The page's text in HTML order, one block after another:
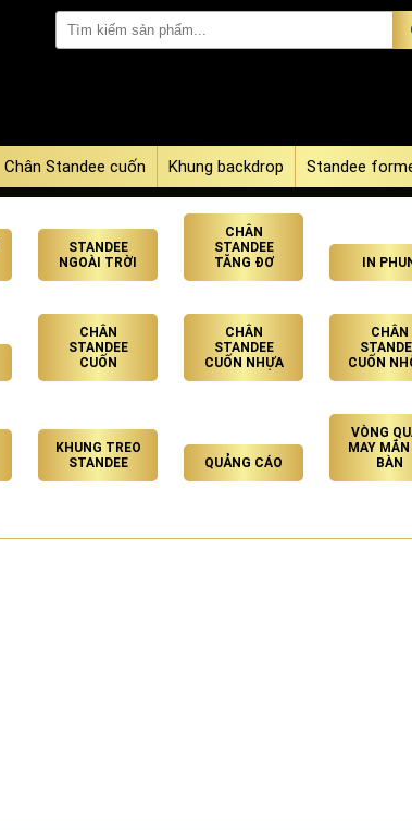
Chân Standee cuốn Khung backdrop Standee
STANDEE
NGOÀI TRỜI
CHÂN
STANDEE
TĂNG ĐƠ
IN
CHÂN
STANDEE
CUỐN
CHÂN
STANDEE
CUỐN NHỰA
CHÂN
CUỐN
KHUNG TREO
STANDEE
QUẢNG CÁO
VÒNG
MAY
BÀN